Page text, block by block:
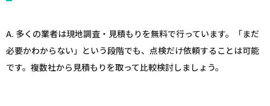
A. 多くの業者は現地調査・見積もりを無料で行っています。「まだ
必要かわからない」という段階でも、点検だけ依頼することは可能
です。複数社から見積もりを取って比較検討しましょう。